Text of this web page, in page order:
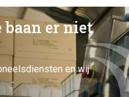
baan er niet
en wij